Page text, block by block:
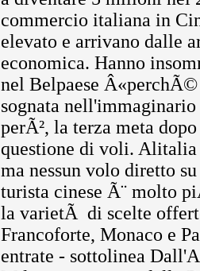
commercio italiana in
elevato e arrivano dalle
economica. Hanno
nel Belpaese
sognata
perÃ², la terza meta
questione di voli. Alitalia
ma nessun volo diretto
turista cinese Ã¨ molto
la varietÃ di scelte
Francoforte, Monaco e
entrate - sottolinea